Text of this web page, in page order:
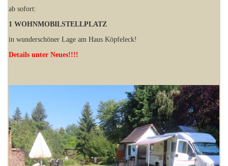
ab sofort:
1 WOHNMOBILSTELLPLATZ
in wunderschöner Lage am Haus Köpfeleck!
Details unter Neues!!!!